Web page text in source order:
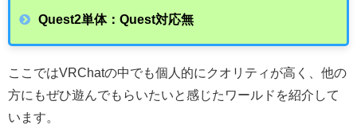
Quest2単体：Quest対応無
ここではVRChatの中でも個人的にクオリティが高く、他の
方にもぜひ遊んでもらいたいと感じたワールドを紹介して
います。